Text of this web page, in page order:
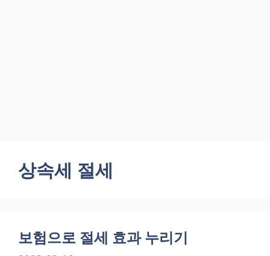
상속세 절세
보험으로 절세 효과 누리기